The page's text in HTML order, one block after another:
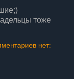
тоже
нет: